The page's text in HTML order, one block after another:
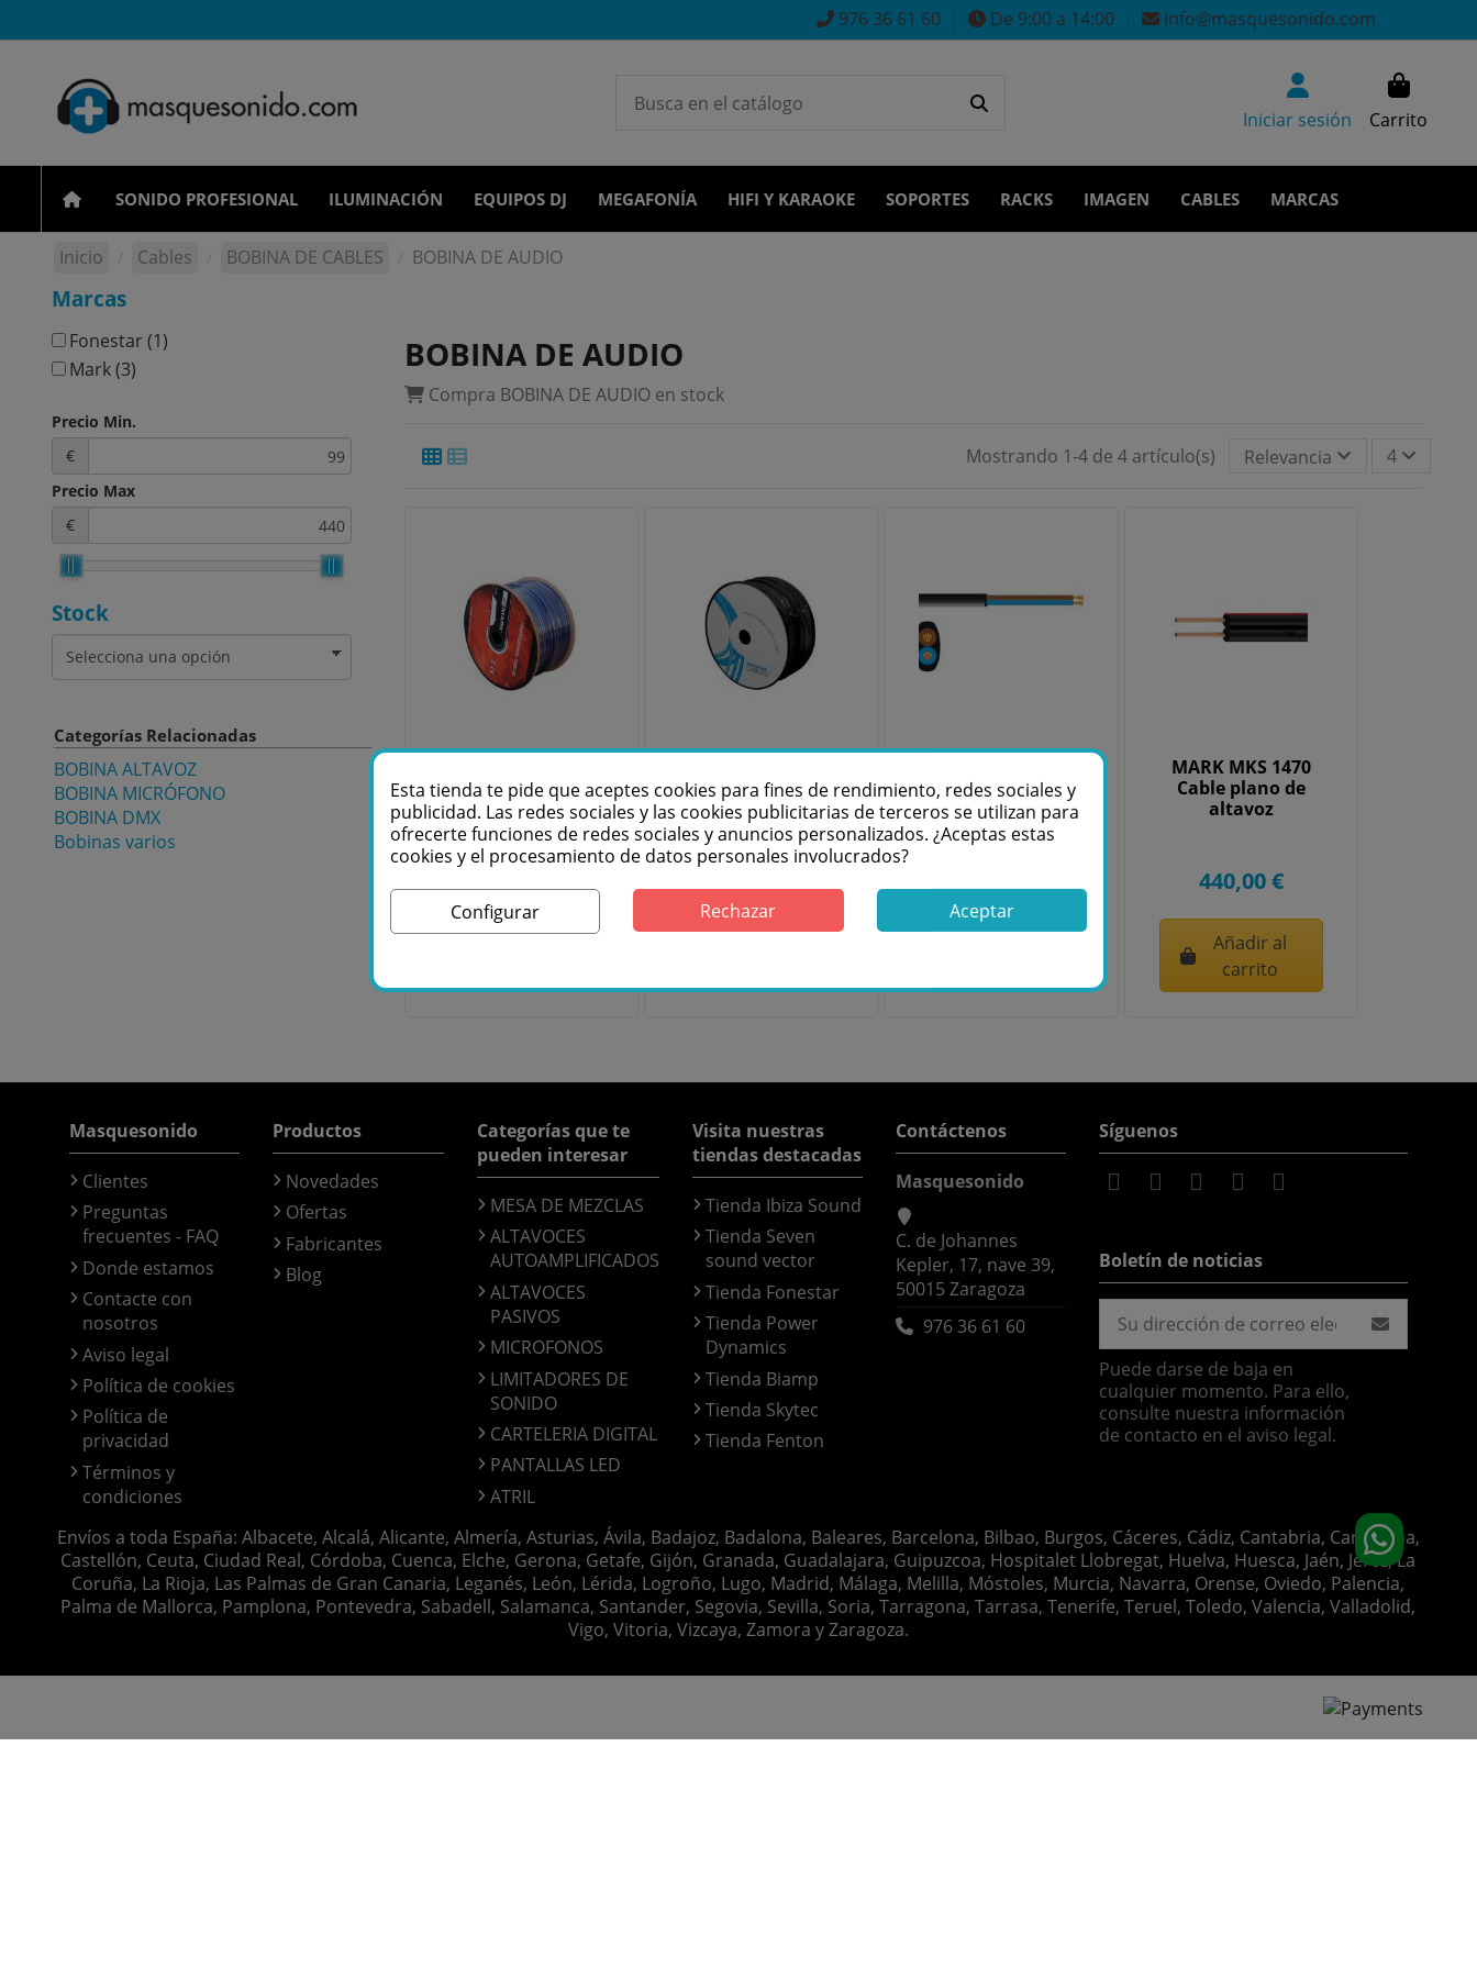
976 36 61 60 De 9:00 a 14:00 info@masquesonido.com
Iniciar sesión Carrito
SONIDO PROFESIONAL ILUMINACIÓN EQUIPOS DJ MEGAFONÍA HIFI Y KARAOKE SOPORTES RACKS IMAGEN CABLES MARCAS
Inicio Cables BOBINA DE CABLES BOBINA DE AUDIO
BOBINA DE AUDIO
Compra BOBINA DE AUDIO en stock
Mostrando 1-4 de 4 artículo(s) Relevancia 4
Cable para
micrófono
Cable grafitado
para
instrumentos
Consulta más
información: 976
36 61 60
NE Rollo de cable
altavoz de 2
conductores
MARK MKS 1470
Cable plano de
altavoz
440,00 €
Añadir al
carrito
Marcas
Fonestar (1)
Mark (3)
Precio Min.
€
Precio Max
€
Stock
Categorías Relacionadas
BOBINA ALTAVOZ
BOBINA MICRÓFONO
BOBINA DMX
Bobinas varios
Masquesonido
Clientes
Preguntas
frecuentes - FAQ
Donde estamos
Contacte con
nosotros
Aviso legal
Política de cookies
Política de
privacidad
Términos y
condiciones
Productos
Novedades
Ofertas
Fabricantes
Blog
Categorías que te
pueden interesar
MESA DE MEZCLAS
ALTAVOCES
AUTOAMPLIFICADOS
ALTAVOCES
PASIVOS
MICROFONOS
LIMITADORES DE
SONIDO
CARTELERIA DIGITAL
PANTALLAS LED
ATRIL
Visita nuestras
tiendas destacadas
Tienda Ibiza Sound
Tienda Seven
sound vector
Tienda Fonestar
Tienda Power
Dynamics
Tienda Biamp
Tienda Skytec
Tienda Fenton
Contáctenos
Masquesonido
C. de Johannes
Kepler, 17, nave 39,
50015 Zaragoza
976 36 61 60
Síguenos
Boletín de noticias
Puede darse de baja en
cualquier momento. Para ello,
consulte nuestra información
de contacto en el aviso legal.
Envíos a toda España: Albacete, Alcalá, Alicante, Almería, Asturias, Ávila, Badajoz, Badalona, Baleares, Barcelona, Bilbao, Burgos, Cáceres, Cádiz, Cantabria, Cartagena,
Castellón, Ceuta, Ciudad Real, Córdoba, Cuenca, Elche, Gerona, Getafe, Gijón, Granada, Guadalajara, Guipuzcoa, Hospitalet Llobregat, Huelva, Huesca, Jaén, Jerez, La
Coruña, La Rioja, Las Palmas de Gran Canaria, Leganés, León, Lérida, Logroño, Lugo, Madrid, Málaga, Melilla, Móstoles, Murcia, Navarra, Orense, Oviedo, Palencia,
Palma de Mallorca, Pamplona, Pontevedra, Sabadell, Salamanca, Santander, Segovia, Sevilla, Soria, Tarragona, Tarrasa, Tenerife, Teruel, Toledo, Valencia, Valladolid,
Vigo, Vitoria, Vizcaya, Zamora y Zaragoza.
Esta tienda te pide que aceptes cookies para fines de rendimiento, redes sociales y
publicidad. Las redes sociales y las cookies publicitarias de terceros se utilizan para
ofrecerte funciones de redes sociales y anuncios personalizados. ¿Aceptas estas
cookies y el procesamiento de datos personales involucrados?
Configurar Rechazar Aceptar